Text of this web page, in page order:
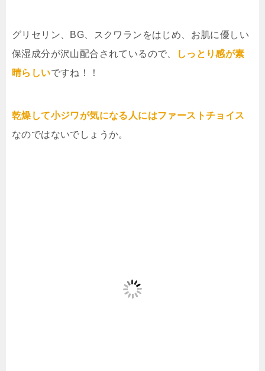
グリセリン、BG、スクワランをはじめ、お肌に優しい
保湿成分が沢山配合されているので、
しっとり感が素
晴らしいですね！！
乾燥して小ジワが気になる人にはファーストチョイス
なのではないでしょうか。